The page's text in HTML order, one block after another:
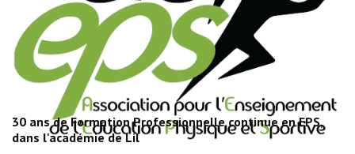
30 ans de Formation Professionnelle continue en EPS,
dans l'académie de Lil